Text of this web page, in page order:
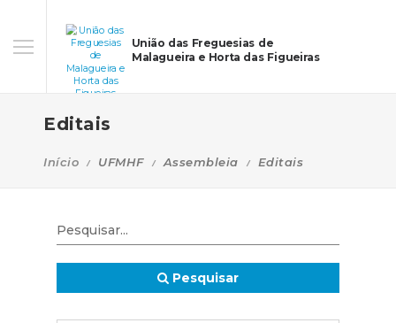
União das Freguesias de
Malagueira e Horta das Figueiras
Editais
Início UFMHF Assembleia Editais
Pesquisar